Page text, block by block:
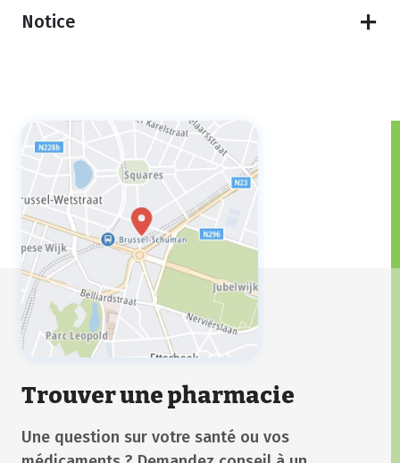
Notice
Trouver une pharmacie
Une question sur votre santé ou vos